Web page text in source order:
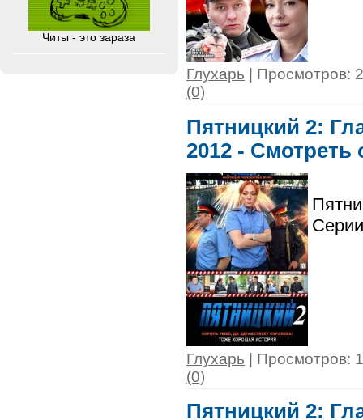
Читы - это зараза
Глухарь | Просмотров:
(0)
Пятницкий 2:
2012 - Смотреть
Глухарь | Просмотров:
(0)
Пятницкий 2: